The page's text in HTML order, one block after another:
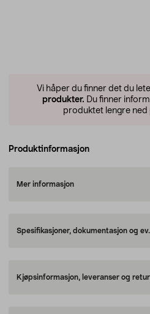
Vi håper du finner det du
produkter. Du finner
produktet lengre ned
Produktinformasjon
Mer informasjon
Spesifikasjoner, dokumentasjon og
Kjøpsinformasjon, leveranser og